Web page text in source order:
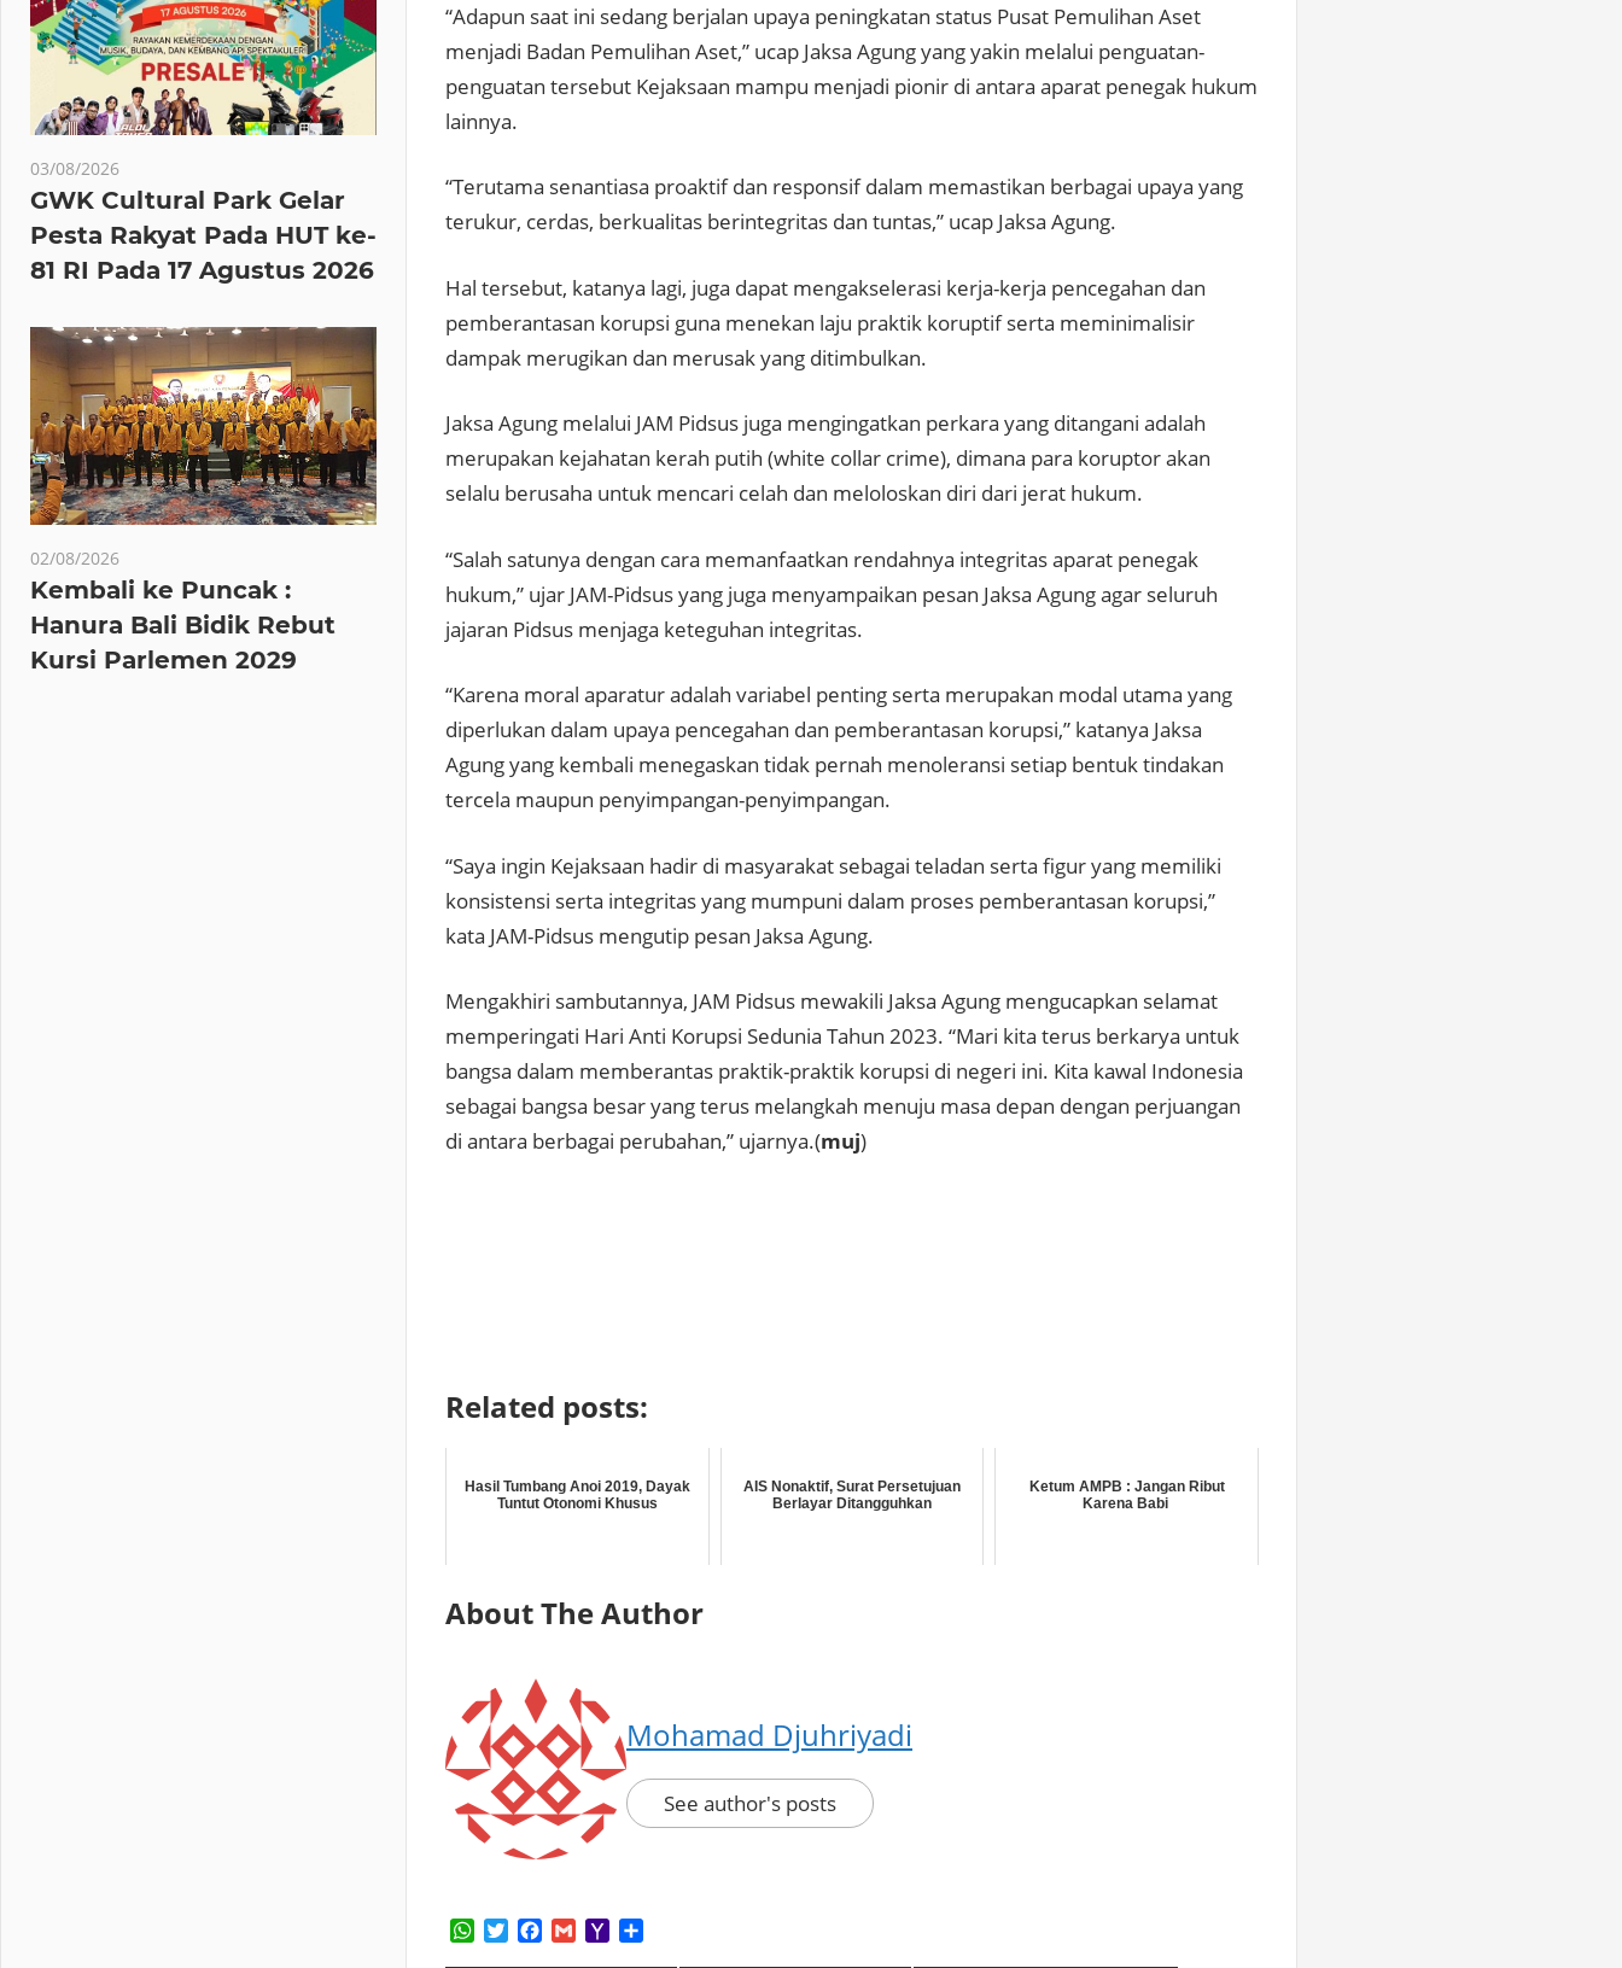
“Adapun saat ini sedang berjalan upaya peningkatan status Pusat Pemulihan Aset
menjadi Badan Pemulihan Aset,” ucap Jaksa Agung yang yakin melalui penguatan-
penguatan tersebut Kejaksaan mampu menjadi pionir di antara aparat penegak hukum
lainnya.
“Terutama senantiasa proaktif dan responsif dalam memastikan berbagai upaya yang
terukur, cerdas, berkualitas berintegritas dan tuntas,” ucap Jaksa Agung.
Hal tersebut, katanya lagi, juga dapat mengakselerasi kerja-kerja pencegahan dan
pemberantasan korupsi guna menekan laju praktik koruptif serta meminimalisir
dampak merugikan dan merusak yang ditimbulkan.
Jaksa Agung melalui JAM Pidsus juga mengingatkan perkara yang ditangani adalah
merupakan kejahatan kerah putih (white collar crime), dimana para koruptor akan
selalu berusaha untuk mencari celah dan meloloskan diri dari jerat hukum.
“Salah satunya dengan cara memanfaatkan rendahnya integritas aparat penegak
hukum,” ujar JAM-Pidsus yang juga menyampaikan pesan Jaksa Agung agar seluruh
jajaran Pidsus menjaga keteguhan integritas.
“Karena moral aparatur adalah variabel penting serta merupakan modal utama yang
diperlukan dalam upaya pencegahan dan pemberantasan korupsi,” katanya Jaksa
Agung yang kembali menegaskan tidak pernah menoleransi setiap bentuk tindakan
tercela maupun penyimpangan-penyimpangan.
“Saya ingin Kejaksaan hadir di masyarakat sebagai teladan serta figur yang memiliki
konsistensi serta integritas yang mumpuni dalam proses pemberantasan korupsi,”
kata JAM-Pidsus mengutip pesan Jaksa Agung.
Mengakhiri sambutannya, JAM Pidsus mewakili Jaksa Agung mengucapkan selamat
memperingati Hari Anti Korupsi Sedunia Tahun 2023. “Mari kita terus berkarya untuk
bangsa dalam memberantas praktik-praktik korupsi di negeri ini. Kita kawal Indonesia
sebagai bangsa besar yang terus melangkah menuju masa depan dengan perjuangan
di antara berbagai perubahan,” ujarnya.(muj)
Related posts:
Hasil Tumbang Anoi 2019, Dayak
Tuntut Otonomi Khusus
AIS Nonaktif, Surat Persetujuan
Berlayar Ditangguhkan
Ketum AMPB : Jangan Ribut
Karena Babi
About The Author
Mohamad Djuhriyadi
See author's posts
WhatsApp
TwitterFacebook
GmailYahoo
03/08/2026
GWK Cultural Park Gelar
Pesta Rakyat Pada HUT ke-
81 RI Pada 17 Agustus 2026
02/08/2026
Kembali ke Puncak :
Hanura Bali Bidik Rebut
Kursi Parlemen 2029